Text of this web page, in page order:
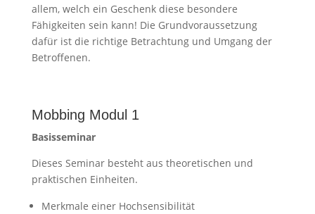
allem, welch ein Geschenk diese besondere
Fähigkeiten sein kann! Die Grundvoraussetzung
dafür ist die richtige Betrachtung und Umgang der
Betroffenen.
Mobbing Modul 1
Basisseminar
Dieses Seminar besteht aus theoretischen und
praktischen Einheiten.
Merkmale einer Hochsensibilität